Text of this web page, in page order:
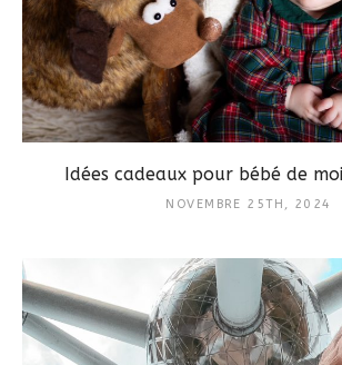
Idées cadeaux pour bébé de
NOVEMBRE 25TH, 2024